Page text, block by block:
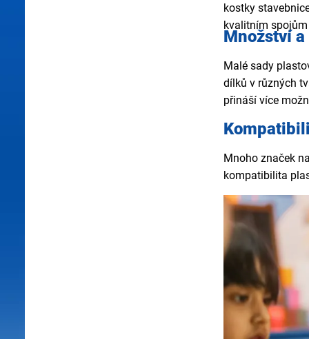
kostky
kvalitním spojům
Množství
Malé sady
dílků v různých
přináší více
Mnoho značek
kompatibilita